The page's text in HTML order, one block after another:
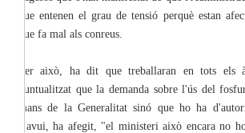
que entenen el grau de tensió perquè estan
que fa mal als conreus.
Per això, ha dit que treballaran en tots
puntualitzat que la demanda sobre l'ús del
mans de la Generalitat sinó que ho ha
d'avui, ha afegit, "el ministeri això encara no